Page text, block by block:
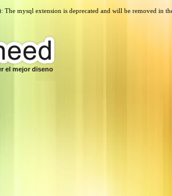
The mysql extension is deprecated and will be removed in
el mejor diseno